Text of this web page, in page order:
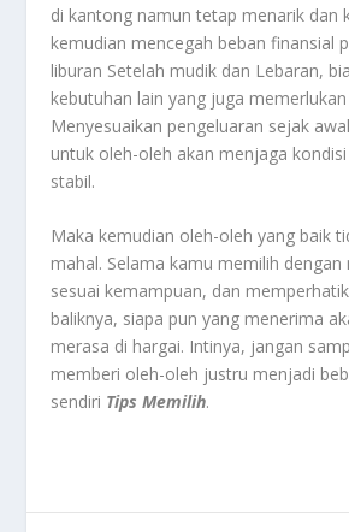
di kantong namun tetap menarik dan
kemudian mencegah beban finansial
liburan Setelah mudik dan Lebaran,
kebutuhan lain yang juga memerlukan
Menyesuaikan pengeluaran sejak
untuk oleh-oleh akan menjaga
stabil.
Maka kemudian oleh-oleh yang baik
mahal. Selama kamu memilih dengan
sesuai kemampuan, dan
baliknya, siapa pun yang menerima
merasa di hargai. Intinya, jangan
memberi oleh-oleh justru menjadi
sendiri Tips Memilih.